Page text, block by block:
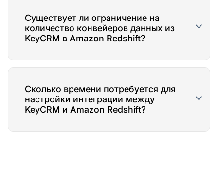
Существует ли ограничение на
количество конвейеров данных из
KeyCRM в Amazon Redshift?
Сколько времени потребуется для
настройки интеграции между
KeyCRM и Amazon Redshift?